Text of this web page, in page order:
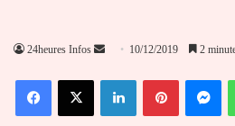
24heures Infos
Envoyer
courriel
10/12/2019 2
FacebookX LinkedinPinterest